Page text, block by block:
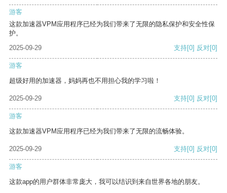
游客
这款加速器VPM应用程序已经为我们带来了无限的隐私保护和安全性保
护。
2025-09-29
支持[0] 反对[0]
游客
超级好用的加速器，妈妈再也不用担心我的学习啦！
2025-09-29 支持[0] 反对[0]
游客
这款加速器VPM应用程序已经为我们带来了无限的流畅体验。
2025-09-29 支持[0] 反对[0]
游客
这款app的用户群体非常庞大，我可以结识到来自世界各地的朋友。